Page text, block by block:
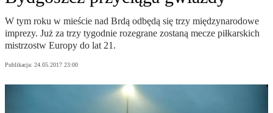
W tym roku w mieście nad Brdą odbędą się trzy międzynarodowe
imprezy. Już za trzy tygodnie rozegrane zostaną mecze piłkarskich
mistrzostw Europy do lat 21.
Publikacja: 24.05.2017 23:00